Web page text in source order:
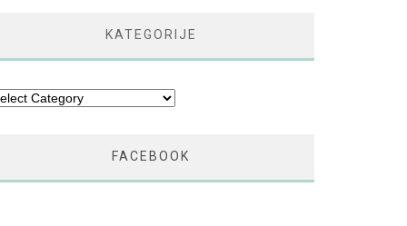
KATEGORIJE
FACEBOOK